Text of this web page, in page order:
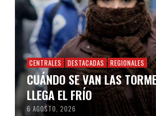
CENTRALES DESTACADAS REGIONALES
CUÁNDO SE VAN LAS
LLEGA EL FRÍO
6 AGOSTO, 2026